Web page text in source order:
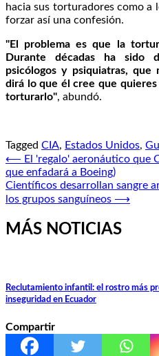
hacia sus torturadores como a
forzar así una confesión.
"El problema es que la
Durante décadas ha sido
psicólogos y psiquiatras,
dirá lo que él cree que
torturarlo", abundó.
Tagged CIA, Estados Unidos,
Navegación
de
entradas
⟵ El 'regalo' aeronáutico que
que enfadará a Boeing)
Científicos desarrollan sangre
los grupos sanguíneos ⟶
MÁS NOTICIAS
Reclutamiento infantil: el rostro más
inseguridad en Ecuador
Compartir